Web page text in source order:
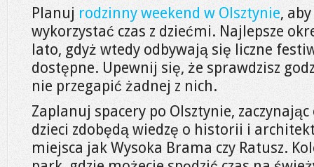
Planuj rodzinny weekend w Olsztynie,
wykorzystać czas z dziećmi. Najlepsze
lato, gdyż wtedy odbywają się liczne
dostępne. Upewnij się, że sprawdzisz
nie przegapić żadnej z nich.
Zaplanuj spacery po Olsztynie,
dzieci zdobędą wiedzę o historii i
miejsca jak Wysoka Brama czy Ratusz.